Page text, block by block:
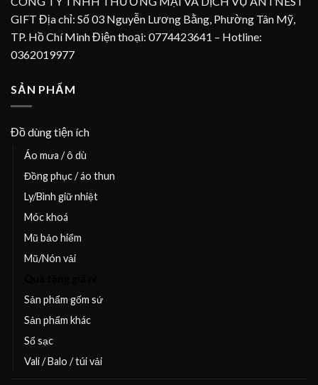
GIFT Địa chỉ: Số 03 Nguyễn Lương Bằng, Phường Tân Mỹ,
TP. Hồ Chí Minh Điện thoại: 0774423641 – Hotline:
0362019977
SẢN PHẨM
Đồ dùng tiện ích
Áo mưa / ô dù
Đồng phục / áo thun
Ly/Bình giữ nhiệt
Móc khoá
Mũ bảo hiểm
Mũ/Nón vải
Sản phẩm gốm sứ
Sản phẩm khác
Sổ sạc
Vali / Balo / túi vải